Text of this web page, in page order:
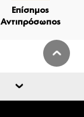
Επίσημος
Αντιπρόσωπος